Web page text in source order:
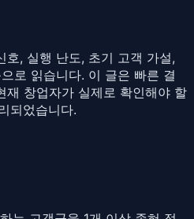
호, 실행 난도, 초기 고객 가설,
로 읽습니다. 이 글은 빠른 결
창업자가 실제로 확인해야 할
되었습니다.